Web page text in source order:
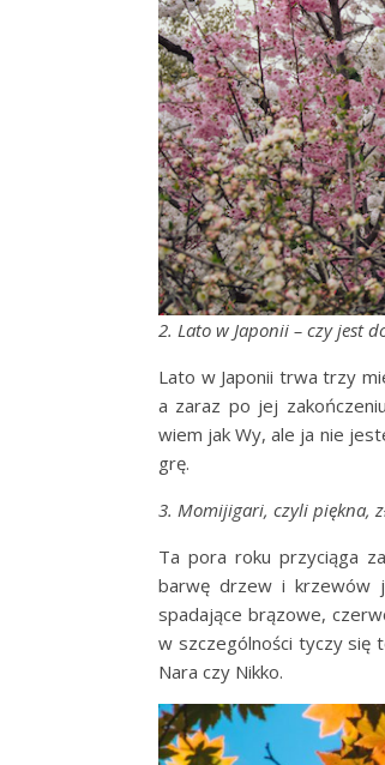
2. Lato w Japonii – czy jest
Lato w Japonii trwa trzy
a zaraz po jej
wiem jak Wy, ale ja nie
grę.
3. Momijigari, czyli piękna,
Ta pora roku przyciąga
barwę drzew i krzewów
spadające brązowe,
w szczególności tyczy się
Nara czy Nikko.